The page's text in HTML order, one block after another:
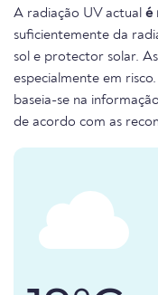
A radiação UV actual é
suficientemente da
sol e protector solar.
especialmente em
baseia-se na
de acordo com as